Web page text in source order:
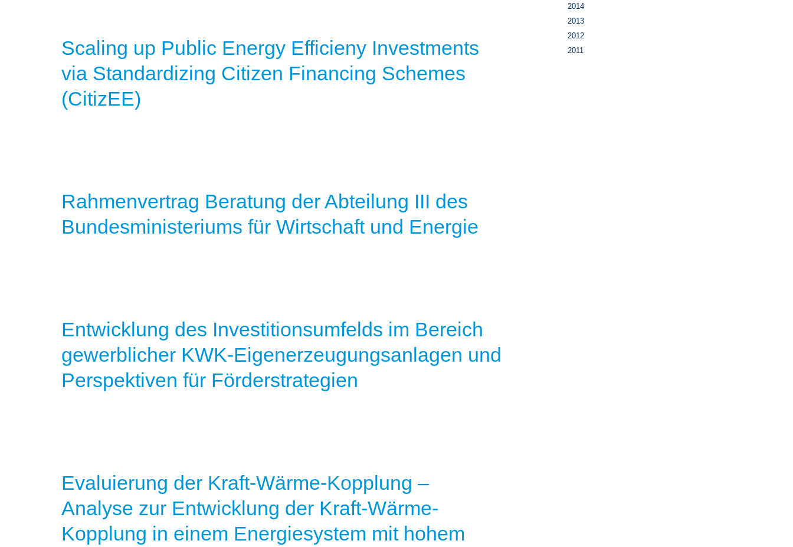
Scaling up Public Energy Efficieny Investments
via Standardizing Citizen Financing Schemes
(CitizEE)
Rahmenvertrag Beratung der Abteilung III des
Bundesministeriums für Wirtschaft und Energie
Entwicklung des Investitionsumfelds im Bereich
gewerblicher KWK-Eigenerzeugungsanlagen und
Perspektiven für Förderstrategien
Evaluierung der Kraft-Wärme-Kopplung –
Analyse zur Entwicklung der Kraft-Wärme-
Kopplung in einem Energiesystem mit hohem
2014
2013
2012
2011